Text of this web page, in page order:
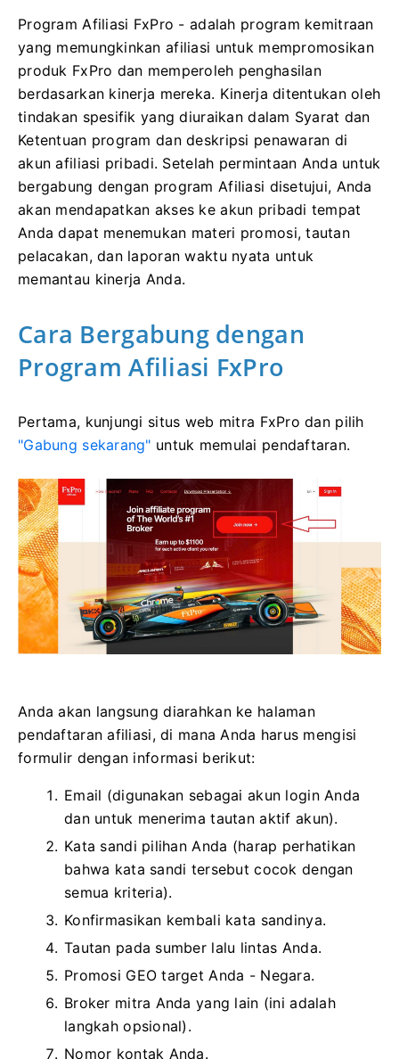
Program Afiliasi FxPro - adalah program kemitraan
yang memungkinkan afiliasi untuk mempromosikan
produk FxPro dan memperoleh penghasilan
berdasarkan kinerja mereka. Kinerja ditentukan oleh
tindakan spesifik yang diuraikan dalam Syarat dan
Ketentuan program dan deskripsi penawaran di
akun afiliasi pribadi. Setelah permintaan Anda untuk
bergabung dengan program Afiliasi disetujui, Anda
akan mendapatkan akses ke akun pribadi tempat
Anda dapat menemukan materi promosi, tautan
pelacakan, dan laporan waktu nyata untuk
memantau kinerja Anda.
Cara Bergabung dengan
Program Afiliasi FxPro
Pertama, kunjungi situs web mitra FxPro dan pilih
"Gabung sekarang" untuk memulai pendaftaran.
Anda akan langsung diarahkan ke halaman
pendaftaran afiliasi, di mana Anda harus mengisi
formulir dengan informasi berikut:
Email (digunakan sebagai akun login Anda
dan untuk menerima tautan aktif akun).
Kata sandi pilihan Anda (harap perhatikan
bahwa kata sandi tersebut cocok dengan
semua kriteria).
Konfirmasikan kembali kata sandinya.
Tautan pada sumber lalu lintas Anda.
Promosi GEO target Anda - Negara.
Broker mitra Anda yang lain (ini adalah
langkah opsional).
Nomor kontak Anda.